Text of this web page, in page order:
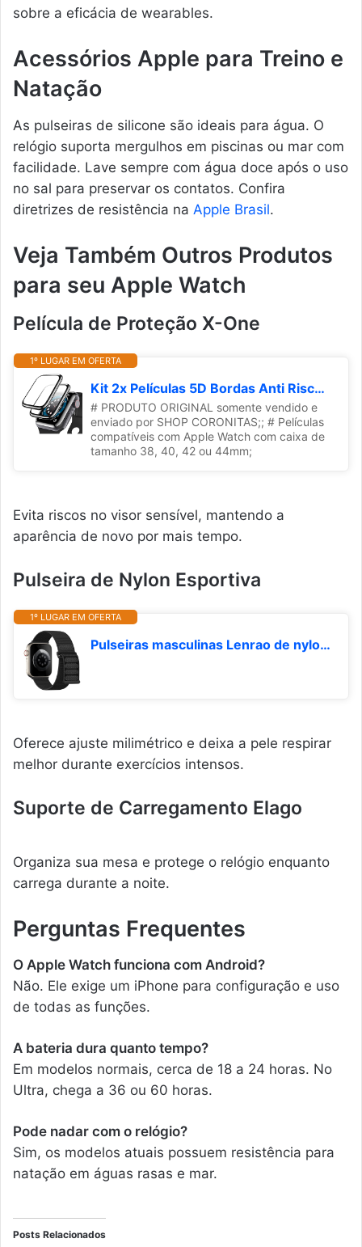
sobre a eficácia de wearables.
Acessórios Apple para Treino e
Natação
As pulseiras de silicone são ideais para água. O
relógio suporta mergulhos em piscinas ou mar com
facilidade. Lave sempre com água doce após o uso
no sal para preservar os contatos. Confira
diretrizes de resistência na Apple Brasil.
Veja Também Outros Produtos
para seu Apple Watch
Película de Proteção X-One
1º LUGAR EM OFERTA
Kit 2x Películas 5D Bordas Anti Riscos Compatível com Apple Watch + Kit Aplicação (40mm)
# PRODUTO ORIGINAL somente vendido e
enviado por SHOP CORONITAS;; # Películas
compatíveis com Apple Watch com caixa de
tamanho 38, 40, 42 ou 44mm;
Evita riscos no visor sensível, mantendo a
aparência de novo por mais tempo.
Pulseira de Nylon Esportiva
1º LUGAR EM OFERTA
Pulseiras masculinas Lenrao de nylon esportivas compatíveis com Apple Watch, séries 11/10/9/8/7/6/5/4 de 42 mm, 44 mm, 45 mm, 46 mm e 49 mm, ultra SE 3/2/1, preta
Oferece ajuste milimétrico e deixa a pele respirar
melhor durante exercícios intensos.
Suporte de Carregamento Elago
Organiza sua mesa e protege o relógio enquanto
carrega durante a noite.
Perguntas Frequentes
O Apple Watch funciona com Android?
Não. Ele exige um iPhone para configuração e uso
de todas as funções.
A bateria dura quanto tempo?
Em modelos normais, cerca de 18 a 24 horas. No
Ultra, chega a 36 ou 60 horas.
Pode nadar com o relógio?
Sim, os modelos atuais possuem resistência para
natação em águas rasas e mar.
Posts Relacionados